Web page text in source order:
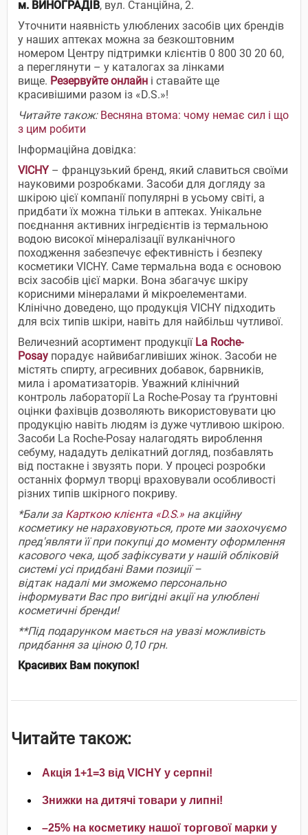
м. ВИНОГРАДІВ, вул. Станційна, 2.
Уточнити наявність улюблених засобів цих брендів
у наших аптеках можна за безкоштовним
номером Центру підтримки клієнтів 0 800 30 20 60,
а переглянути – у каталогах за лінками
вище. Резервуйте онлайн і ставайте ще
красивішими разом із «D.S.»!
Читайте також: Весняна втома: чому немає сил і що
з цим робити
Інформаційна довідка:
VICHY – французький бренд, який славиться своїми
науковими розробками. Засоби для догляду за
шкірою цієї компанії популярні в усьому світі, а
придбати їх можна тільки в аптеках. Унікальне
поєднання активних інгредієнтів із термальною
водою високої мінералізації вулканічного
походження забезпечує ефективність і безпеку
косметики VICHY. Саме термальна вода є основою
всіх засобів цієї марки. Вона збагачує шкіру
корисними мінералами й мікроелементами.
Клінічно доведено, що продукція VICHY підходить
для всіх типів шкіри, навіть для найбільш чутливої.
Величезний асортимент продукції La Roche-
Posay порадує найвибагливіших жінок. Засоби не
містять спирту, агресивних добавок, барвників,
мила і ароматизаторів. Уважний клінічний
контроль лабораторії La Roche-Posay та ґрунтовні
оцінки фахівців дозволяють використовувати цю
продукцію навіть людям із дуже чутливою шкірою.
Засоби La Roche-Posay налагодять вироблення
себуму, нададуть делікатний догляд, позбавлять
від постакне і звузять пори. У процесі розробки
останніх формул творці враховували особливості
різних типів шкірного покриву.
*Бали за Карткою клієнта «D.S.» на акційну
косметику не нараховуються, проте ми заохочуємо
пред'являти її при покупці до моменту оформлення
касового чека, щоб зафіксувати у нашій обліковій
системі усі придбані Вами позиції –
відтак надалі ми зможемо персонально
інформувати Вас про вигідні акції на улюблені
косметичні бренди!
**Під подарунком мається на увазі можливість
придбання за ціною 0,10 грн.
Красивих Вам покупок!
Читайте також:
Акція 1+1=3 від VICHY у серпні!
Знижки на дитячі товари у липні!
–25% на косметику нашої торгової марки у